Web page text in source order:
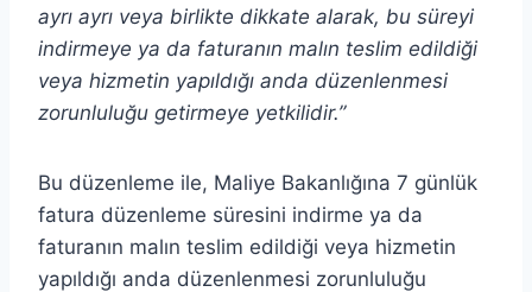
ayrı ayrı veya birlikte dikkate alarak, bu süreyi
indirmeye ya da faturanın malın teslim edildiği
veya hizmetin yapıldığı anda düzenlenmesi
zorunluluğu getirmeye yetkilidir.”
Bu düzenleme ile, Maliye Bakanlığına 7 günlük
fatura düzenleme süresini indirme ya da
faturanın malın teslim edildiği veya hizmetin
yapıldığı anda düzenlenmesi zorunluluğu